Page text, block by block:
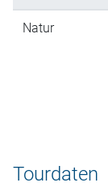
Natur
Tourdaten